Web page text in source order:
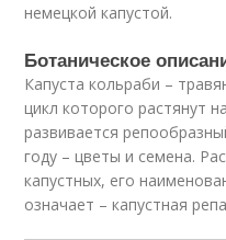
немецкой капустой.
Ботаническое
Капуста кольраби –
цикл которого растянут
развивается
году – цветы и семена.
капустных, его
означает – капустная